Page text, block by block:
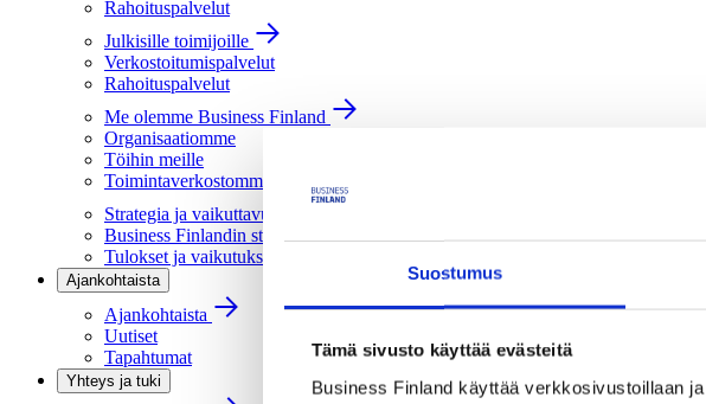
Suostumus
Tämä sivusto käyttää evästeitä
Business Finland käyttää verkkosivustoillaan
Rahoituspalvelut
Julkisille toimijoille
Verkostoitumispalvelut
Rahoituspalvelut
Me olemme Business Finland
Organisaatiomme
Töihin meille
Toimintaverkostomme
Strategia ja vaikuttavuus
Business Finlandin strategia 2030
Tulokset ja vaikutukset
Ajankohtaista
Ajankohtaista
Uutiset
Tapahtumat
Yhteys ja tuki